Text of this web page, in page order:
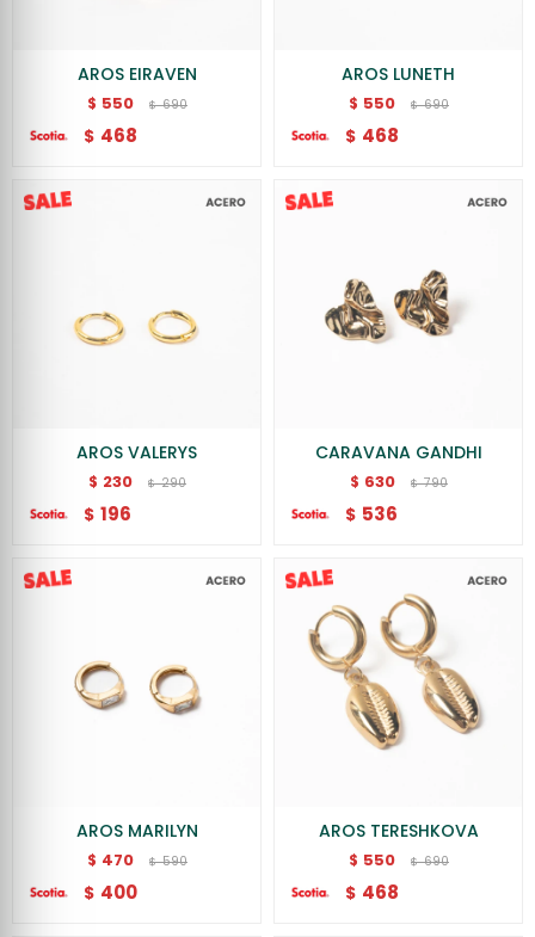
AROS EIRAVEN
$ 550 $ 690
$ 468
AROS LUNETH
$ 550 $ 690
$ 468
AROS VALERYS
$ 230 $ 290
$ 196
CARAVANA GANDHI
$ 630 $ 790
$ 536
AROS MARILYN
$ 470 $ 590
$ 400
AROS TERESHKOVA
$ 550 $ 690
$ 468